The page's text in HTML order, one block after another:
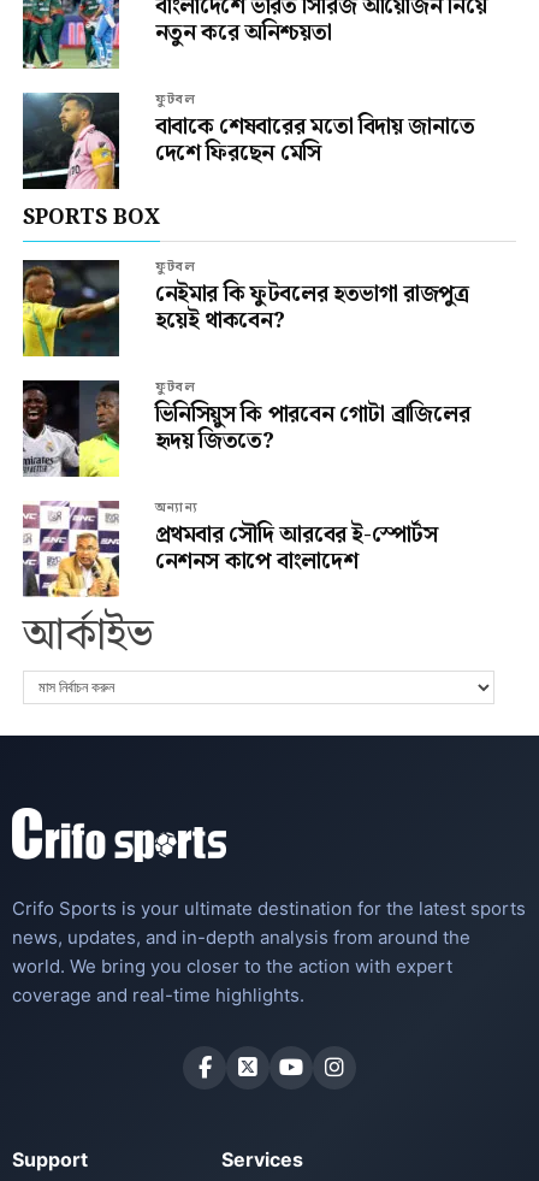
নতুন করে অনিশ্চয়তা
ফুটবল
বাবাকে শেষবারের মতো বিদায় জানাতে
দেশে ফিরছেন মেসি
SPORTS BOX
ফুটবল
নেইমার কি ফুটবলের হতভাগা রাজপুত্র
হয়েই থাকবেন?
ফুটবল
ভিনিসিয়ুস কি পারবেন গোটা ব্রাজিলের
হৃদয় জিততে?
অন্যান্য
প্রথমবার সৌদি আরবের ই-স্পোর্টস
নেশনস কাপে বাংলাদেশ
আর্কাইভ
Crifo Sports is your ultimate destination for the latest sports
news, updates, and in-depth analysis from around the
world. We bring you closer to the action with expert
coverage and real-time highlights.
Support Services